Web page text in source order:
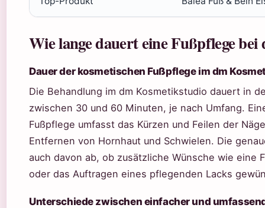
Wie lange dauert eine Fußpflege bei
Dauer der kosmetischen Fußpflege im dm
Die Behandlung im dm Kosmetikstudio dauert in
zwischen 30 und 60 Minuten, je nach Umfang.
Fußpflege umfasst das Kürzen und Feilen der
Entfernen von Hornhaut und Schwielen. Die
auch davon ab, ob zusätzliche Wünsche wie eine
oder das Auftragen eines pflegenden Lacks
Unterschiede zwischen einfacher und